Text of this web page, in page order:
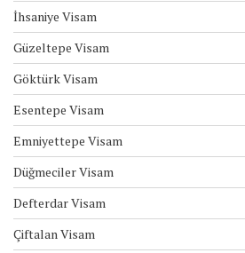
İhsaniye Visam
Güzeltepe Visam
Göktürk Visam
Esentepe Visam
Emniyettepe Visam
Düğmeciler Visam
Defterdar Visam
Çiftalan Visam